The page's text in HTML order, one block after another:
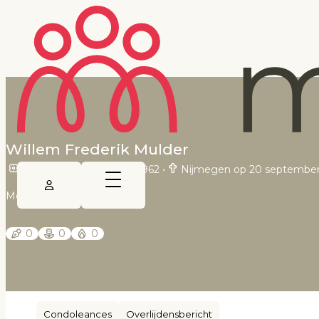
Willem Frederik Mulder
Nijmegen op 16 januari 1962 • Nijmegen op 20
Mensenlinq.nl
0 0 0
Condoleances Overlijdensbericht